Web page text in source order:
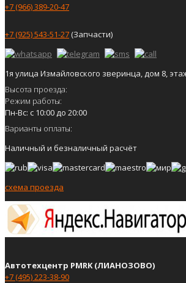
+7 (966) 389-20-47
+7 (925) 543-51-27(Запчасти)
1я улица Измайловского зверинца, дом 8,
Высота проезда:
Режим работы:
Пн-Вс: с 10:00 до 20:00
Варианты оплаты:
Наличный и безналичный расчёт
схема проезда
Автотехцентр PMRK (ЛИАНОЗОВО)
+7 (495) 223-38-90